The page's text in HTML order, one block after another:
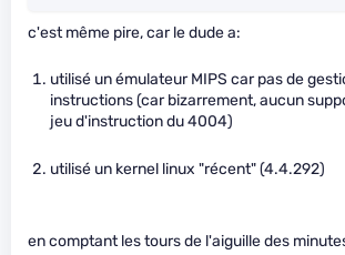
c'est même pire, car le dude a:
utilisé un émulateur MIPS car pas de
instructions (car bizarrement, aucun
jeu d'instruction du 4004)
utilisé un kernel linux "récent" (4.4.292)
en comptant les tours de l'aiguille des